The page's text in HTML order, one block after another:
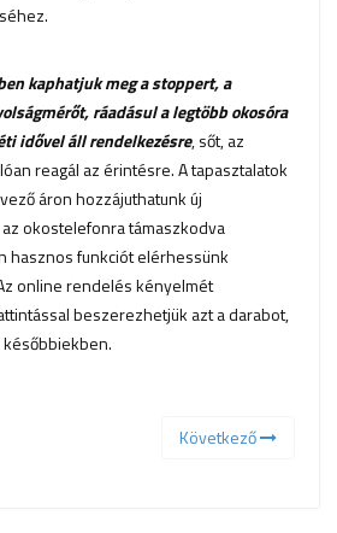
kaphatjuk meg a stoppert, a
ráadásul a legtöbb okosóra
idővel áll rendelkezésre, sőt, az
reagál az érintésre. A tapasztalatok
áron hozzájuthatunk új
okostelefonra támaszkodva
hasznos funkciót elérhessünk
online rendelés kényelmét
beszerezhetjük azt a darabot,
Következő